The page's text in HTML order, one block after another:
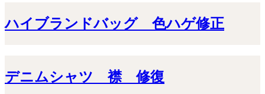
ハイブランドバッグ 色ハゲ修正
デニムシャツ 襟 修復